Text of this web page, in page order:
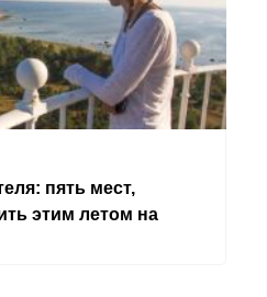
пять мест,
этим летом на